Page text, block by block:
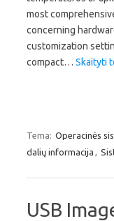
most
concerning
customization
compact… Skaityti
Tema: Operacinės
dalių informacija
USB